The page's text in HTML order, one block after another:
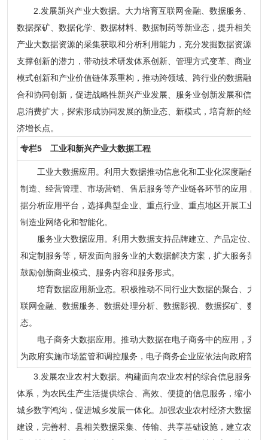
2.发展新兴产业大数据。大力培育互联网金融、数据服务、
数据探矿、数据化学、数据材料、数据制药等新业态，提升相关
产业大数据资源的采集获取和分析利用能力，充分发掘数据资源
支撑创新的潜力，带动技术研发体系创新、管理方式变革、商业
模式创新和产业价值链体系重构，推动跨领域、跨行业的数据融
合和协同创新，促进战略性新兴产业发展、服务业创新发展和信
息消费扩大，探索形成协同发展的新业态、新模式，培育新的经
济增长点。
专栏5 工业和新兴产业大数据工程
工业大数据应用。利用大数据推动信息化和工业化深度融合，
制造、经营管理、市场营销、售后服务等产业链各环节的应用，
据分析应用平台，选择典型企业、重点行业、重点地区开展工业
制造业网络化和智能化。
服务业大数据应用。利用大数据支持品牌建立、产品定位、精
和定制服务等，研发面向服务业的大数据解决方案，扩大服务范
鼓励创新商业模式、服务内容和服务形式。
培育数据应用新业态。积极推动不同行业大数据的聚合、大数
联网金融、数据服务、数据处理分析、数据影视、数据探矿、数
态。
电子商务大数据应用。推动大数据在电子商务中的应用，充分
为政府实施市场监管和调控服务，电子商务企业应依法向政府部门
3.发展农业农村大数据。构建面向农业农村的综合信息服务
体系，为农民生产生活提供综合、高效、便捷的信息服务，缩小
城乡数字鸿沟，促进城乡发展一体化。加强农业农村经济大数据
建设，完善村、县相关数据采集、传输、共享基础设施，建立农